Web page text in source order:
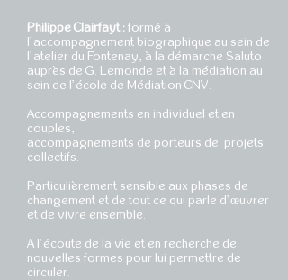
Philippe Clairfayt : formé à
l’accompagnement biographique au sein de
l’atelier du Fontenay, à la démarche Saluto
auprès de G. Lemonde et à la médiation au
sein de l’école de Médiation CNV.
Accompagnements en individuel et en
couples,
accompagnements de porteurs de projets
collectifs.
Particulièrement sensible aux phases de
changement et de tout ce qui parle d’œuvrer
et de vivre ensemble.
A l’écoute de la vie et en recherche de
nouvelles formes pour lui permettre de
circuler.